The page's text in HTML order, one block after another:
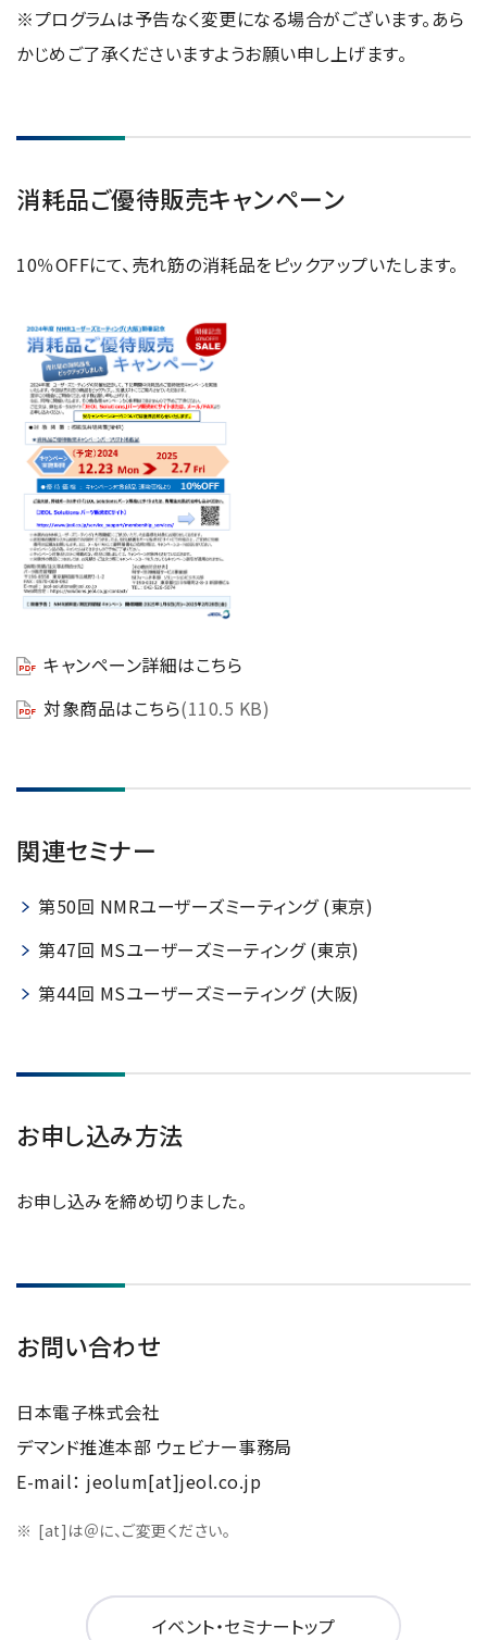
※プログラムは予告なく変更になる場合がございます。あら
かじめご了承くださいますようお願い申し上げます。
消耗品ご優待販売キャンペーン
10％OFFにて、売れ筋の消耗品をピックアップいたします。
キャンペーン詳細はこちら
対象商品はこちら(110.5 KB)
関連セミナー
第50回 NMRユーザーズミーティング (東京)
第47回 MSユーザーズミーティング (東京)
第44回 MSユーザーズミーティング (大阪)
お申し込み方法
お申し込みを締め切りました。
お問い合わせ
日本電子株式会社
デマンド推進本部 ウェビナー事務局
E-mail： jeolum[at]jeol.co.jp
[at]は＠に、ご変更ください。
イベント・セミナートップ